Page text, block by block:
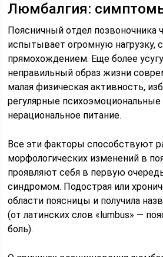
Люмбалгия:
Поясничный отдел позвоночника
испытывает огромную нагрузку,
прямохождением. Еще более
неправильный образ жизни
малая физическая активность,
регулярные
нерациональное питание.
Все эти факторы способствуют
морфологических изменений в
проявляют себя в первую
синдромом. Подострая или
области поясницы и получила
(от латинских слов «lumbus» —
боль).